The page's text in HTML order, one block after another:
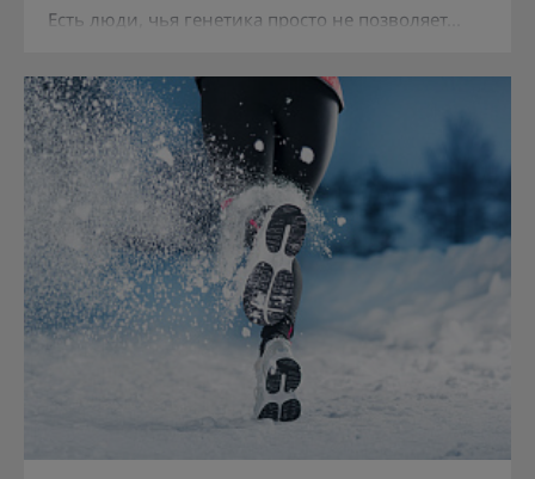
Есть люди, чья генетика просто не позволяет...